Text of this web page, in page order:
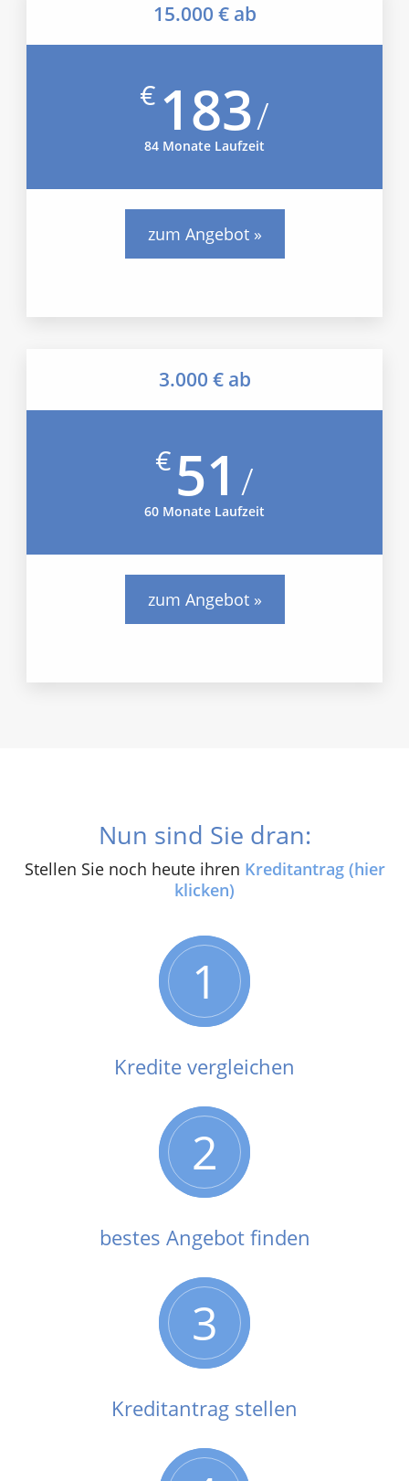
15.000 € ab
€ 183/
84 Monate Laufzeit
zum Angebot »
3.000 € ab
€51 /
60 Monate Laufzeit
zum Angebot »
Nun sind Sie dran:
Stellen Sie noch heute ihren Kreditantrag (hier
klicken)
1
Kredite vergleichen
2
bestes Angebot finden
3
Kreditantrag stellen